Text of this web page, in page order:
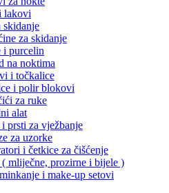
lakovi
skidanje
za skidanje
i purcelin
na noktima
i točkalice
i polir blokovi
za ruke
alat
prsti za vježbanje
za uzorke
i četkice za čišćenje
( mliječne, prozirne i bijele )
i make-up setovi